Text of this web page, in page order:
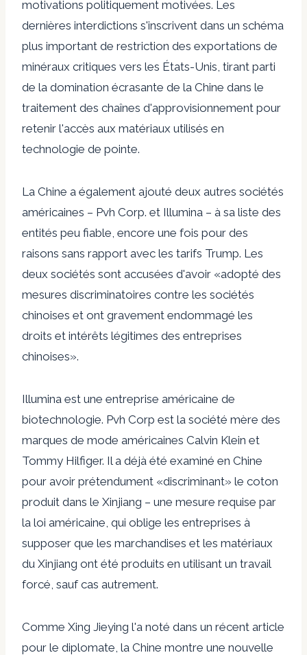
motivations politiquement motivées. Les
dernières interdictions s'inscrivent dans un schéma
plus important de restriction des exportations de
minéraux critiques vers les États-Unis, tirant parti
de la domination écrasante de la Chine dans le
traitement des chaînes d'approvisionnement pour
retenir l'accès aux matériaux utilisés en
technologie de pointe.
La Chine a également ajouté deux autres sociétés
américaines – Pvh Corp. et Illumina – à sa liste des
entités peu fiable, encore une fois pour des
raisons sans rapport avec les tarifs Trump. Les
deux sociétés sont accusées d'avoir «adopté des
mesures discriminatoires contre les sociétés
chinoises et ont gravement endommagé les
droits et intérêts légitimes des entreprises
chinoises».
Illumina est une entreprise américaine de
biotechnologie. Pvh Corp est la société mère des
marques de mode américaines Calvin Klein et
Tommy Hilfiger. Il a déjà été examiné en Chine
pour avoir prétendument «discriminant» le coton
produit dans le Xinjiang – une mesure requise par
la loi américaine, qui oblige les entreprises à
supposer que les marchandises et les matériaux
du Xinjiang ont été produits en utilisant un travail
forcé, sauf cas autrement.
Comme Xing Jieying l'a noté dans un récent article
pour le diplomate, la Chine montre une nouvelle